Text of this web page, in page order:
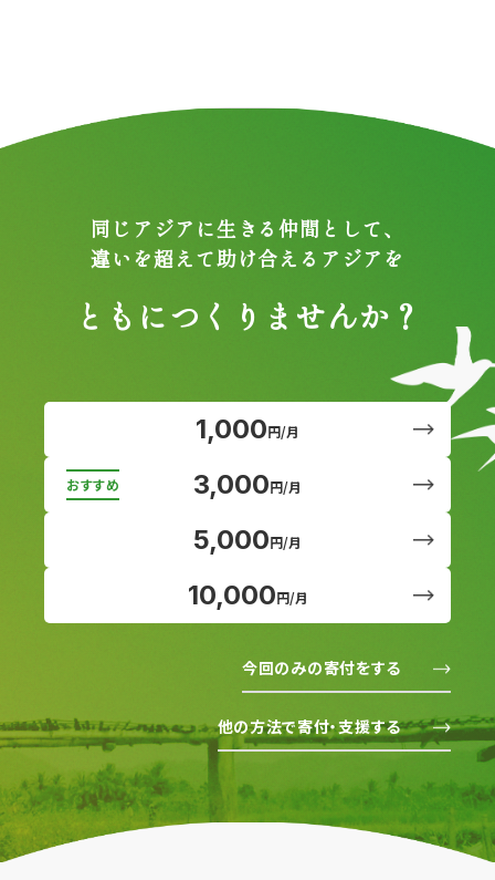
同じアジアに生きる仲間として、
違いを超えて助け合えるアジアを
ともにつくりませんか？
1,000円/月
3,000円/月
5,000円/月
10,000円/月
今回のみの寄付をする
他の方法で寄付・支援する